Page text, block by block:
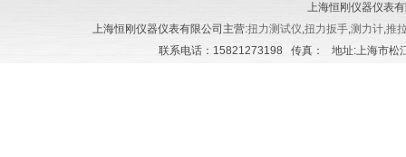
上海恒刚仪器仪表
上海恒刚仪器仪表有限公司主营:扭力测试仪,扭力扳手,测力计,推
联系电话：15821273198 传真： 地址:上海市